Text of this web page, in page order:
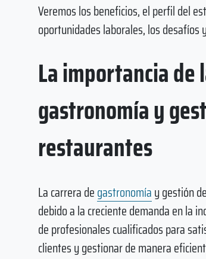
Veremos los beneficios, el perfil del
oportunidades laborales, los
La importancia de
gastronomía y
restaurantes
La carrera degastronomíay gestión
debido a la creciente demanda en la
de profesionales cualificados para
clientes y gestionar de manera